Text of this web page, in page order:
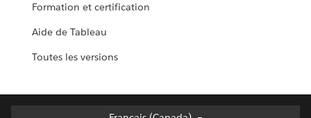
Formation et certification
Aide de Tableau
Toutes les versions